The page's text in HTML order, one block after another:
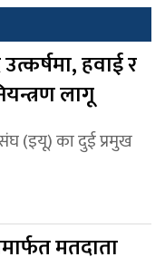
हवाई र
लागू
(इयू) का दुई प्रमुख
मतदाता